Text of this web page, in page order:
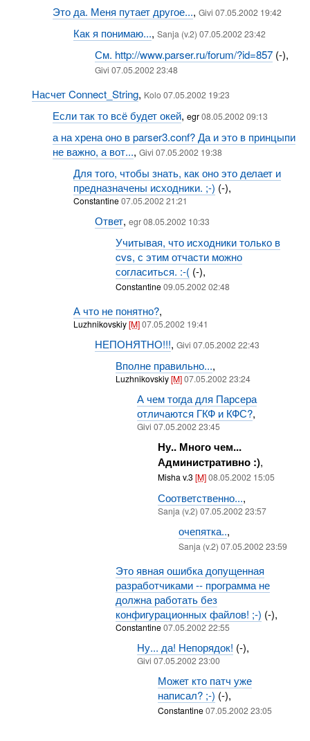
Это да. Меня путает другое..., Givi 07.05.2002 19:42
Как я понимаю...,Sanja (v.2) 07.05.2002 23:42
См. http://www.parser.ru/forum/?id=857(-),
Givi 07.05.2002 23:48
Насчет Connect_String, Kolo 07.05.2002 19:23
Если так то всё будет окей, egr08.05.2002 09:13
а на хрена оно в parser3.conf? Да и это в принцыпи
не важно, а вот..., Givi 07.05.2002 19:38
Для того, чтобы знать, как оно это делает и
предназначены исходники. ;-) (-),
Constantine07.05.2002 21:21
Ответ, egr 08.05.2002 10:33
Учитывая, что исходники только в
cvs, с этим отчасти можно
согласиться. :-( (-),
Constantine09.05.2002 02:48
А что не понятно?,
Luzhnikovskiy[M]07.05.2002 19:41
НЕПОНЯТНО!!!, Givi 07.05.2002 22:43
Вполне правильно...,
Luzhnikovskiy[M]07.05.2002 23:24
А чем тогда для Парсера
отличаются ГКФ и КФС?,
Givi 07.05.2002 23:45
Ну.. Много чем...
Административно :),
Misha v.3 [M]08.05.2002 15:05
Соответственно...,
Sanja (v.2) 07.05.2002 23:57
очепятка..,
Sanja (v.2) 07.05.2002 23:59
Это явная ошибка допущенная
разработчиками -- программа не
должна работать без
конфигурационных файлов! ;-) (-),
Constantine07.05.2002 22:55
Ну... да! Непорядок! (-),
Givi 07.05.2002 23:00
Может кто патч уже
написал? ;-) (-),
Constantine07.05.2002 23:05